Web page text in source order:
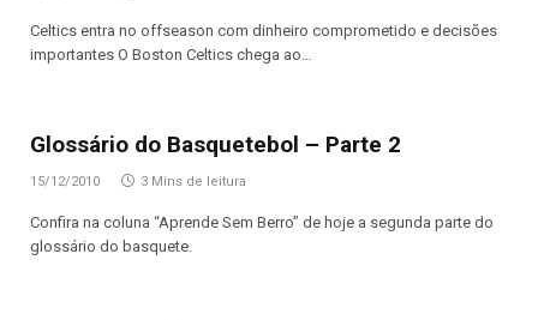
Celtics entra no offseason com dinheiro comprometido e decisões
importantes O Boston Celtics chega ao…
Glossário do Basquetebol – Parte 2
15/12/2010 3 Mins de leitura
Confira na coluna “Aprende Sem Berro” de hoje a segunda parte do
glossário do basquete.